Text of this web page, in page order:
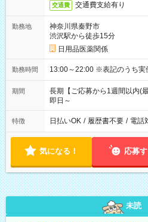
交通費 交通費支給有り
勤務地
神奈川県秦野市
渋沢駅から徒歩15分
日用品医薬関係
勤務時間 13:00～22:00 ※表記の
期間
長期【ご応募から1週間以内(
即日～
特徴 日払いOK / 履歴書不要 / 電話
気になる！ 応募
未読